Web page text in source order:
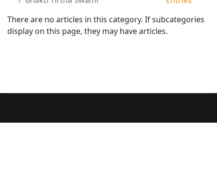
There are no articles in this category. If subcategories
display on this page, they may have articles.